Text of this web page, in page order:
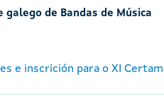
galego de Bandas de Música
e inscrición para o XI